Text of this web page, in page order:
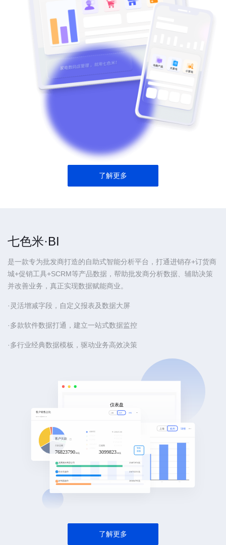
了解更多
七色米·BI
是一款专为批发商打造的自助式智能分析平台，打通进销存+订货商
城+促销工具+SCRM等产品数据，帮助批发商分析数据、辅助决策
并改善业务，真正实现数据赋能商业。
·灵活增减字段，自定义报表及数据大屏
·多款软件数据打通，建立一站式数据监控
·多行业经典数据模板，驱动业务高效决策
了解更多